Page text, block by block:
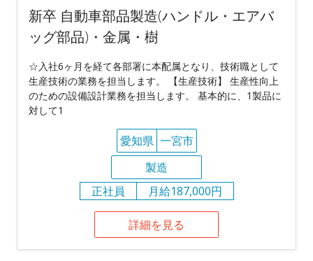
新卒 自動車部品製造(ハンドル・エアバ
ッグ部品)・金属・樹
☆入社6ヶ月を経て各部署に本配属となり、技術職として
生産技術の業務を担当します。 【生産技術】 生産性向上
のための設備設計業務を担当します。 基本的に、1製品に
対して1
愛知県 一宮市
製造
正社員
月給187,000円
詳細を見る